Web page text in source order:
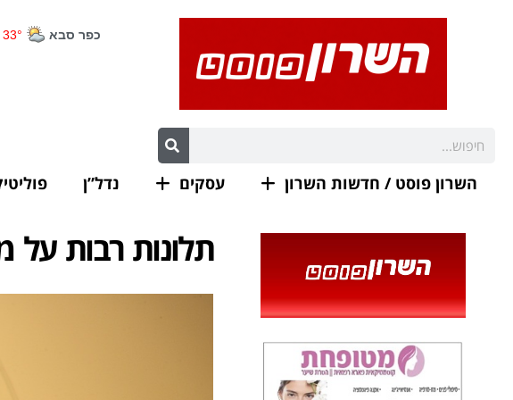
השרון פוסט / חדשות השרון עסקים נדל”ן
תלונות רבות על